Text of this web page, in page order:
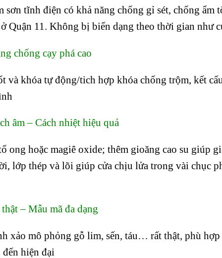
sơn tĩnh điện có khả năng chống gỉ sét, chống
Quận 11. Không bị biến dạng theo thời gian như
chống cạy phá cao
và khóa tự động/tich hợp khóa chống trộm, kết
âm – Cách nhiệt hiệu quả
ong hoặc magiê oxide; thêm gioăng cao su giúp
lớp thép và lõi giúp cửa chịu lửa trong vài chục
– Mẫu mã đa dạng
xảo mô phỏng gỗ lim, sến, táu… rất thật, phù
hiện đại